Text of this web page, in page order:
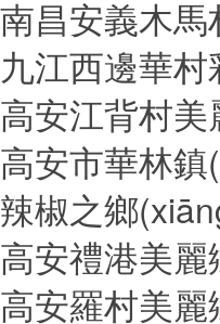
南昌安義木馬
九江西邊華村
高安江背村
高安市華林鎮
辣椒之鄉
高安禮港美
高安羅村美